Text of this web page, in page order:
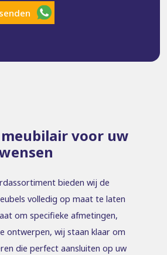
voor uw
bieden wij de
volledig op maat te laten
om specifieke afmetingen,
ontwerpen, wij staan klaar om
die perfect aansluiten op uw